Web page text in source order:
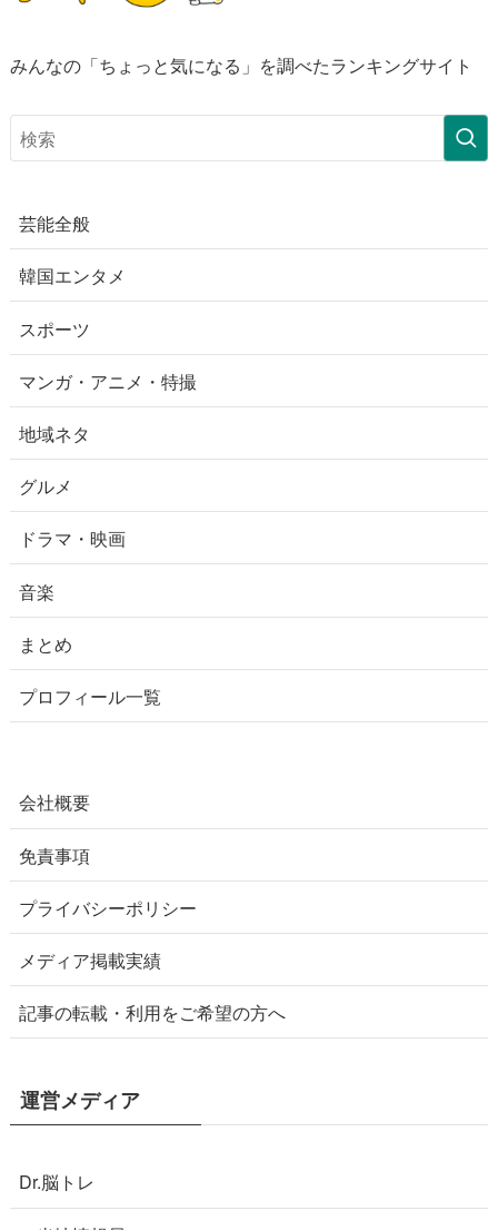
みんなの「ちょっと気になる」を調べたランキングサイト
芸能全般
韓国エンタメ
スポーツ
マンガ・アニメ・特撮
地域ネタ
グルメ
ドラマ・映画
音楽
まとめ
プロフィール一覧
会社概要
免責事項
プライバシーポリシー
メディア掲載実績
記事の転載・利用をご希望の方へ
運営メディア
Dr.脳トレ